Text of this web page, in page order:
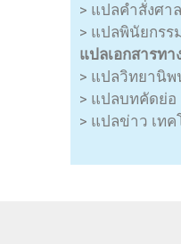
> แปลคำสั่งศาล
> แปลพินัยกรร
แปลเอกสารทา
> แปลวิทยานิพ
> แปลบทคัดย่อ
> แปลข่าว เทค